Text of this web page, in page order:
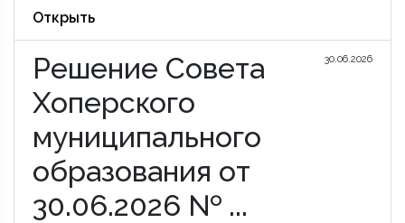
Открыть
Решение Совета
Хоперского
муниципального
образования от
30.06.2026 № ...
30.06.2026